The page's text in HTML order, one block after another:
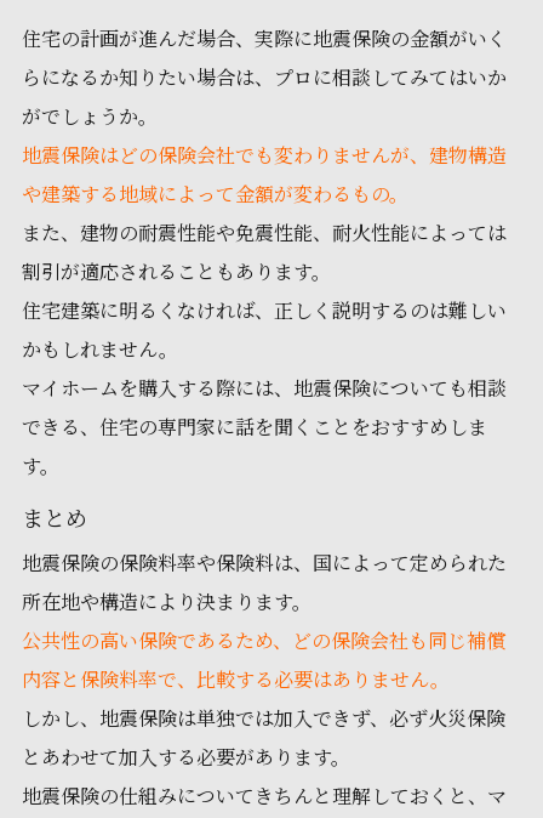
住宅の計画が進んだ場合、実際に地震保険の金額がいく
らになるか知りたい場合は、プロに相談してみてはいか
がでしょうか。
地震保険はどの保険会社でも変わりませんが、建物構造
や建築する地域によって金額が変わるもの。
また、建物の耐震性能や免震性能、耐火性能によっては
割引が適応されることもあります。
住宅建築に明るくなければ、正しく説明するのは難しい
かもしれません。
マイホームを購入する際には、地震保険についても相談
できる、住宅の専門家に話を聞くことをおすすめしま
す。
まとめ
地震保険の保険料率や保険料は、国によって定められた
所在地や構造により決まります。
公共性の高い保険であるため、どの保険会社も同じ補償
内容と保険料率で、比較する必要はありません。
しかし、地震保険は単独では加入できず、必ず火災保険
とあわせて加入する必要があります。
地震保険の仕組みについてきちんと理解しておくと、マ